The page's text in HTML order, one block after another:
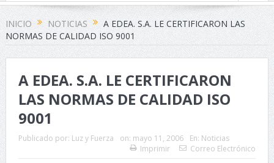
INICIO NOTICIAS
A EDEA. S.A. LE CERTIFICARON LAS
NORMAS DE CALIDAD ISO 9001
A EDEA. S.A. LE CERTIFICARON
LAS NORMAS DE CALIDAD ISO
9001
Publicado por: Luz y Fuerza on: mayo 11, 2006 En: Noticias
Imprimir
Correo Electrónico